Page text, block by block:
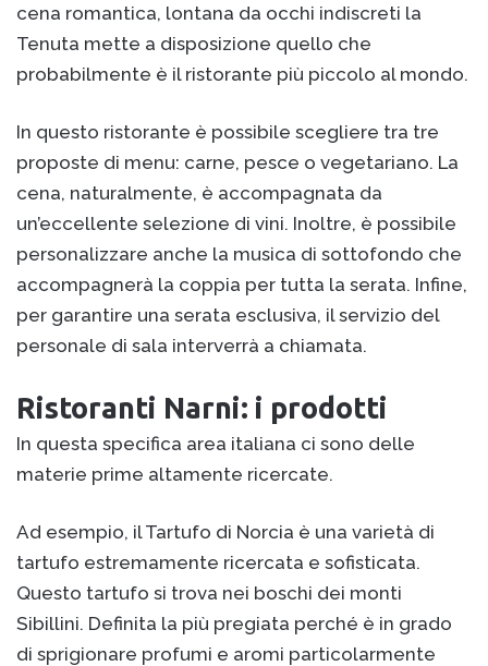
cena romantica, lontana da occhi indiscreti la
Tenuta mette a disposizione quello che
probabilmente è il ristorante più piccolo al mondo.
In questo ristorante è possibile scegliere tra tre
proposte di menu: carne, pesce o vegetariano. La
cena, naturalmente, è accompagnata da
un’eccellente selezione di vini. Inoltre, è possibile
personalizzare anche la musica di sottofondo che
accompagnerà la coppia per tutta la serata. Infine,
per garantire una serata esclusiva, il servizio del
personale di sala interverrà a chiamata.
Ristoranti Narni: i prodotti
In questa specifica area italiana ci sono delle
materie prime altamente ricercate.
Ad esempio, il Tartufo di Norcia è una varietà di
tartufo estremamente ricercata e sofisticata.
Questo tartufo si trova nei boschi dei monti
Sibillini. Definita la più pregiata perché è in grado
di sprigionare profumi e aromi particolarmente